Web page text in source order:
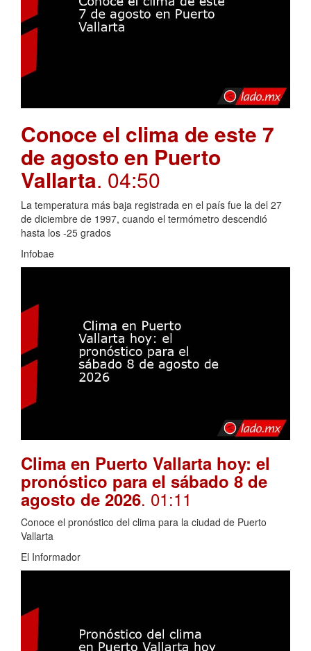
Conoce el clima de este 7
de agosto en Puerto
Vallarta. 04:50
La temperatura más baja registrada en el país fue la del 27
de diciembre de 1997, cuando el termómetro descendió
hasta los -25 grados
Infobae
Clima en Puerto Vallarta hoy: el
pronóstico para el sábado 8 de
agosto de 2026. 01:11
Conoce el pronóstico del clima para la ciudad de Puerto
Vallarta
El Informador